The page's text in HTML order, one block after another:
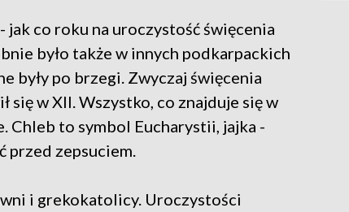
jak co roku na uroczystość święcenia
było także w innych podkarpackich
były po brzegi. Zwyczaj święcenia
się w XII. Wszystko, co znajduje się w
Chleb to symbol Eucharystii, jajka -
przed zepsuciem.
i grekokatolicy. Uroczystości